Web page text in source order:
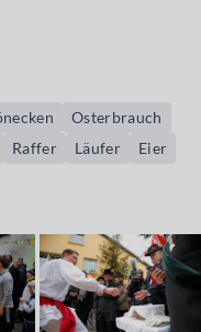
Osterbrauch
Raffer Läufer
Eier